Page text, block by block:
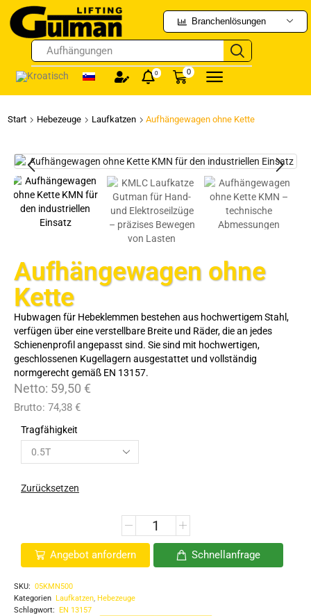
Branchenlösungen
Aufhängungen
0 0
Start Hebezeuge Laufkatzen Aufhängewagen ohne Kette
Aufhängewagen ohne
Kette
Hubwagen für Hebeklemmen bestehen aus hochwertigem Stahl,
verfügen über eine verstellbare Breite und Räder, die an jedes
Schienenprofil angepasst sind. Sie sind mit hochwertigen,
geschlossenen Kugellagern ausgestattet und vollständig
normgerecht gemäß EN 13157.
Netto: 59,50 €
Brutto: 74,38 €
Tragfähigkeit
Zurücksetzen
Angebot anfordern Schnellanfrage
SKU: 05KMN500
Kategorien Laufkatzen, Hebezeuge
Schlagwort: EN 13157